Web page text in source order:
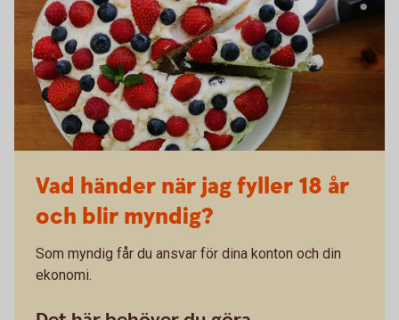
Vad händer när jag fyller 18 år
och blir myndig?
Som myndig får du ansvar för dina konton och din
ekonomi.